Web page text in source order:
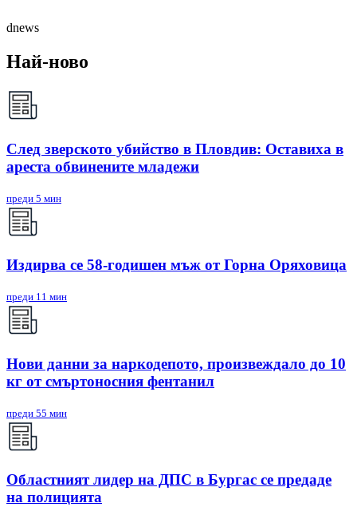
dnews
Най-ново
След зверското убийство в Пловдив: Оставиха в
ареста обвинените младежи
преди 5 мин
Издирва се 58-годишен мъж от Горна Оряховица
преди 11 мин
Нови данни за наркодепото, произвеждало до 10
кг от смъртоносния фентанил
преди 55 мин
Областният лидер на ДПС в Бургас се предаде
на полицията